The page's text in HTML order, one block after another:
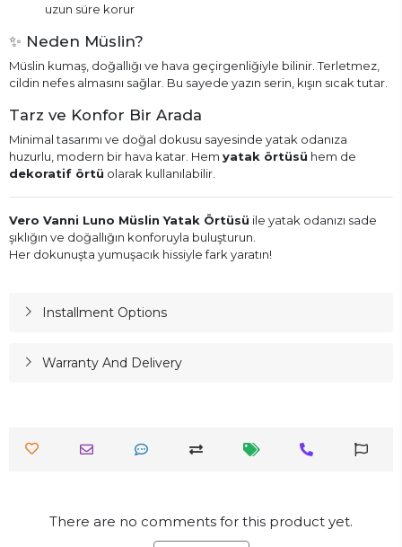
uzun süre korur
✨ Neden Müslin?
Müslin kumaş, doğallığı ve hava geçirgenliğiyle bilinir. Terletmez,
cildin nefes almasını sağlar. Bu sayede yazın serin, kışın sıcak tutar.
Tarz ve Konfor Bir Arada
Minimal tasarımı ve doğal dokusu sayesinde yatak odanıza
huzurlu, modern bir hava katar. Hem yatak örtüsü hem de
dekoratif örtü olarak kullanılabilir.
Vero Vanni Luno Müslin Yatak Örtüsü ile yatak odanızı sade
şıklığın ve doğallığın konforuyla buluşturun.
Her dokunuşta yumuşacık hissiyle fark yaratın!
Installment Options
Warranty And Delivery
There are no comments for this product yet.